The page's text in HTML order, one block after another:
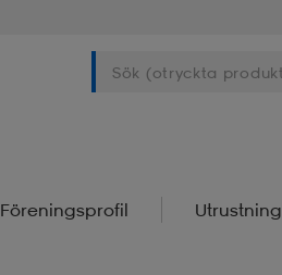
Föreningsprofil Utrustning